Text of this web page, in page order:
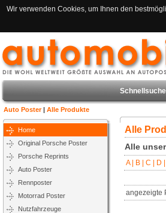
Wir verwenden Cookies, um Ihnen den
Auto Poster| Alle Produkte
Home
Original Porsche Poster
Porsche Reprints
Auto Poster
Rennposter
Motorrad Poster
Nutzfahrzeuge
Alle
Alle
A | B | C | D |
angezeigte